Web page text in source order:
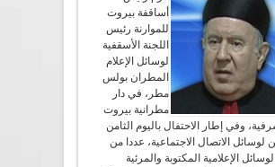
أساقفة بيروت
للموارنة رئيس
اللجنة الأسقفية
لوسائل الإعلام
المطران بولس
مطر، في دار
مطرانية بيروت
وفي إطار الاحتفال باليوم الثامن
لوسائل الاتصال الاجتماعية، عددا من
الإعلامية المكتوبة والمرئية